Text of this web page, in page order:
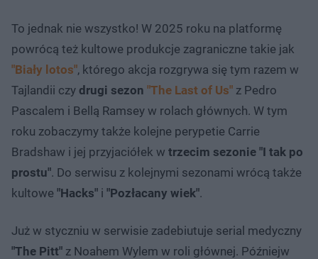
To jednak nie wszystko! W 2025 roku na platformę
powrócą też kultowe produkcje zagraniczne takie jak
"Biały lotos", którego akcja rozgrywa się tym razem w
Tajlandii czy drugi sezon "The Last of Us" z Pedro
Pascalem i Bellą Ramsey w rolach głównych. W tym
roku zobaczymy także kolejne perypetie Carrie
Bradshaw i jej przyjaciółek w trzecim sezonie "I tak po
prostu". Do serwisu z kolejnymi sezonami wrócą także
kultowe "Hacks" i "Pozłacany wiek".
Już w styczniu w serwisie zadebiutuje serial medyczny
"The Pitt" z Noahem Wylem w roli głównej. Późniejw